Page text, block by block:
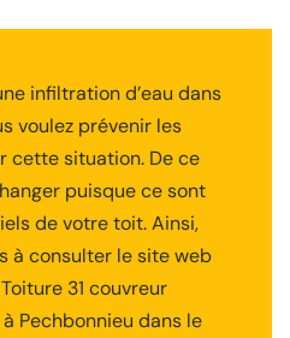
infiltration d’eau dans
voulez prévenir les
cette situation. De ce
puisque ce sont
de votre toit. Ainsi,
à consulter le site web
31 couvreur
Pechbonnieu dans le